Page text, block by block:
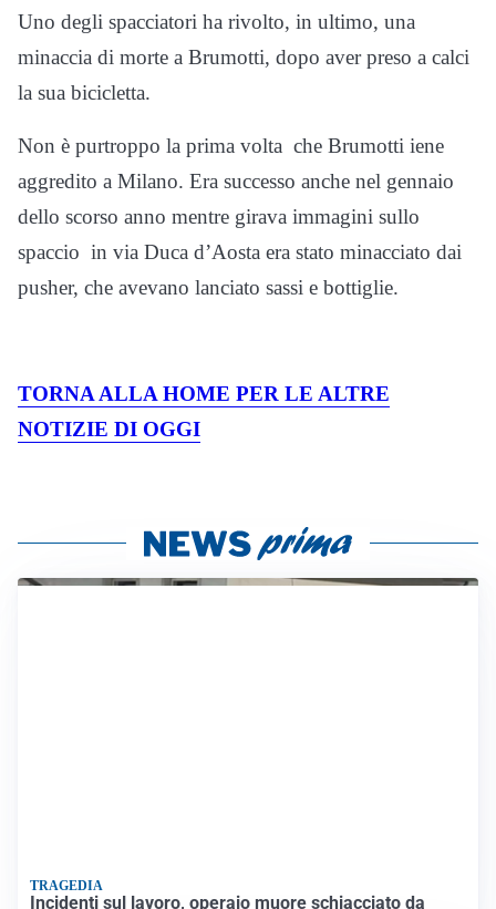
Uno degli spacciatori ha rivolto, in ultimo, una
minaccia di morte a Brumotti, dopo aver preso a calci
la sua bicicletta.
Non è purtroppo la prima volta che Brumotti iene
aggredito a Milano. Era successo anche nel gennaio
dello scorso anno mentre girava immagini sullo
spaccio in via Duca d’Aosta era stato minacciato dai
pusher, che avevano lanciato sassi e bottiglie.
TORNA ALLA HOME PER LE ALTRE
NOTIZIE DI OGGI
TRAGEDIA
Incidenti sul lavoro, operaio muore schiacciato da